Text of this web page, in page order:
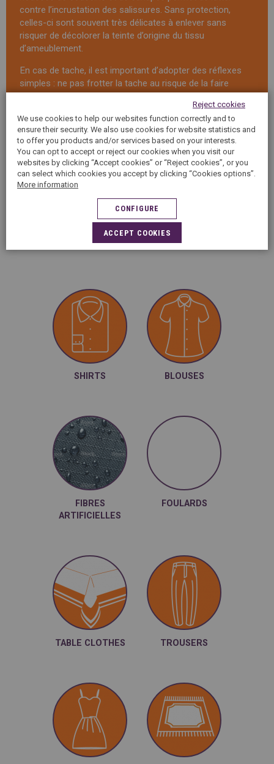
contre l’incrustation des salissures. Sans protection,
celles-ci sont souvent très délicates à enlever sans
risquer de décolorer la teinte d’origine du tissu
d’ameublement.
En cas de tache, il est important d’adopter des réflexes
simples : ne pas frotter la tache au risque de la faire
pénétrer dans le tissu. Mieux vaut absorber la tache avec
une éponge, avant d’apporter votre vêtement au plus vite
dans votre pressing 5àsec.
Pour un maximum d’efficacité, le traitement doit être
réactivé après chaque nettoyage.
IDEAL FOR THE FOLLOWING
TEXTILES
SHIRTS BLOUSES
Les robes de
cocktail, les robes
de soirées
FIBRES
ARTIFICIELLES
FOULARDS
TABLE CLOTHES TROUSERS
We use cookies to help our websites function correctly and to
ensure their security. We also use cookies for website statistics and
to offer you products and/or services based on your interests.
You can opt to accept or reject our cookies when you visit our
websites by clicking “Accept cookies” or “Reject cookies”, or you
can select which cookies you accept by clicking “Cookies options”.
More information
ACCEPT COOKIES
CONFIGURE
Reject ccokies